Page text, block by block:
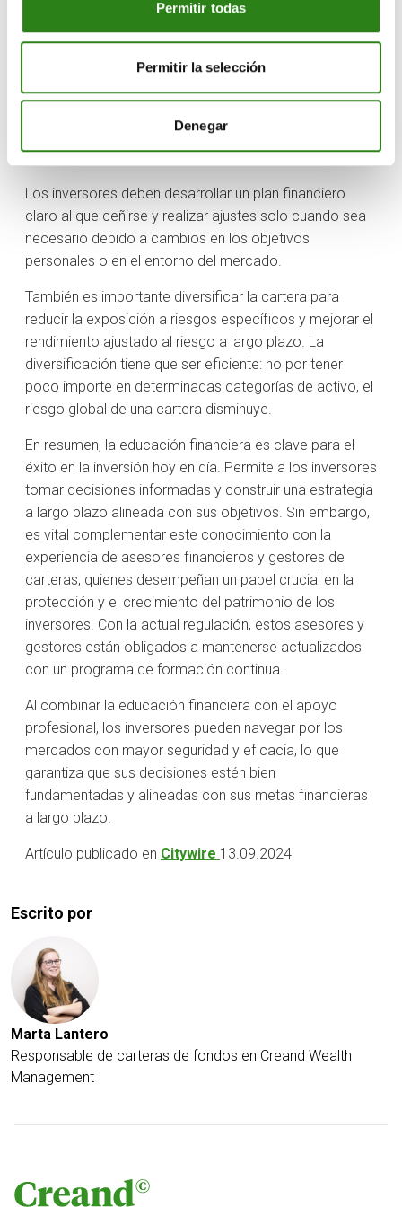
Permitir todas
Permitir la selección
Denegar
ello, es una buena idea suscribirse a boletines de
noticias de confianza y tomarse el tiempo necesario
También existen sitios web y plataformas excelentes
con mucho contenido para estar actualizado tanto en
mercados financieros como en análisis de producto.
Política de inversión
Los inversores deben desarrollar un plan financiero
claro al que ceñirse y realizar ajustes solo cuando sea
necesario debido a cambios en los objetivos
personales o en el entorno del mercado.
También es importante diversificar la cartera para
reducir la exposición a riesgos específicos y mejorar el
rendimiento ajustado al riesgo a largo plazo. La
diversificación tiene que ser eficiente: no por tener
poco importe en determinadas categorías de activo, el
riesgo global de una cartera disminuye.
En resumen, la educación financiera es clave para el
éxito en la inversión hoy en día. Permite a los inversores
tomar decisiones informadas y construir una estrategia
a largo plazo alineada con sus objetivos. Sin embargo,
es vital complementar este conocimiento con la
experiencia de asesores financieros y gestores de
carteras, quienes desempeñan un papel crucial en la
protección y el crecimiento del patrimonio de los
inversores. Con la actual regulación, estos asesores y
gestores están obligados a mantenerse actualizados
con un programa de formación continua.
Al combinar la educación financiera con el apoyo
profesional, los inversores pueden navegar por los
mercados con mayor seguridad y eficacia, lo que
garantiza que sus decisiones estén bien
fundamentadas y alineadas con sus metas financieras
a largo plazo.
Artículo publicado en Citywire 13.09.2024
Escrito por
Marta Lantero
Responsable de carteras de fondos en Creand Wealth
Management